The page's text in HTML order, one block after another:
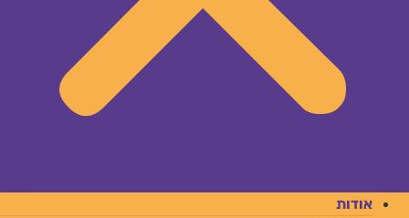
אודות